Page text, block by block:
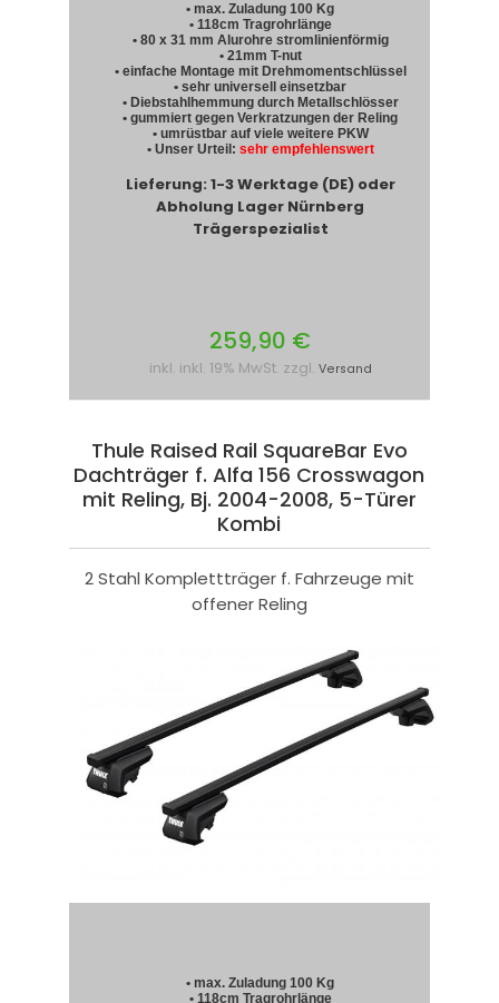
• max. Zuladung 100 Kg
• 118cm Tragrohrlänge
• 80 x 31 mm Alurohre stromlinienförmig
• 21mm T-nut
• einfache Montage mit Drehmomentschlüssel
• sehr universell einsetzbar
• Diebstahlhemmung durch Metallschlösser
• gummiert gegen Verkratzungen der Reling
• umrüstbar auf viele weitere PKW
• Unser Urteil: sehr empfehlenswert
Lieferung: 1-3 Werktage (DE) oder
Abholung Lager Nürnberg
Trägerspezialist
259,90 €
inkl. inkl. 19% MwSt. zzgl. Versand
Thule Raised Rail SquareBar Evo
Dachträger f. Alfa 156 Crosswagon
mit Reling, Bj. 2004-2008, 5-Türer
Kombi
2 Stahl Komplettträger f. Fahrzeuge mit
offener Reling
• max. Zuladung 100 Kg
• 118cm Tragrohrlänge